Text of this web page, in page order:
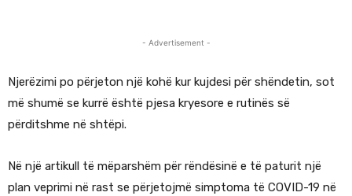
- Advertisement -
Njerëzimi po përjeton një kohë kur kujdesi për shëndetin, sot
më shumë se kurrë është pjesa kryesore e rutinës së
përditshme në shtëpi.
Në një artikull të mëparshëm për rëndësinë e të paturit një
plan veprimi në rast se përjetojmë simptoma të COVID-19 në